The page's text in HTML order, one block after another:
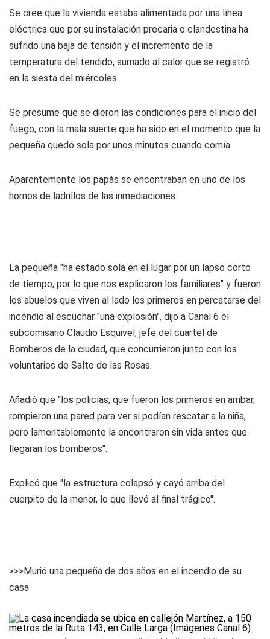
Se cree que la vivienda estaba alimentada por una línea
eléctrica que por su instalación precaria o clandestina ha
sufrido una baja de tensión y el incremento de la
temperatura del tendido, sumado al calor que se registró
en la siesta del miércoles.
Se presume que se dieron las condiciones para el inicio del
fuego, con la mala suerte que ha sido en el momento que la
pequeña quedó sola por unos minutos cuando comía.
Aparentemente los papás se encontraban en uno de los
hornos de ladrillos de las inmediaciones.
La pequeña "ha estado sola en el lugar por un lapso corto
de tiempo, por lo que nos explicaron los familiares" y fueron
los abuelos que viven al lado los primeros en percatarse del
incendio al escuchar "una explosión", dijo a Canal 6 el
subcomisario Claudio Esquivel, jefe del cuartel de
Bomberos de la ciudad, que concurrieron junto con los
voluntarios de Salto de las Rosas.
Añadió que "los policías, que fueron los primeros en arribar,
rompieron una pared para ver si podían rescatar a la niña,
pero lamentablemente la encontraron sin vida antes que
llegaran los bomberos".
Explicó que "la estructura colapsó y cayó arriba del
cuerpito de la menor, lo que llevó al final trágico".
>>>Murió una pequeña de dos años en el incendio de su
casa